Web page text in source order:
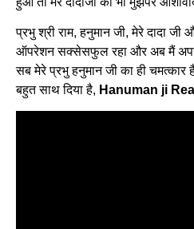
प्रभु श्री राम, हनुमान जी, मेरे दादा जी
ऑपरेशन सक्सेसफुल रहा और अब मैं
सब मेरे प्रभु हनुमान जी का ही चमत्कार
बहुत साथ दिया है, Hanuman ji